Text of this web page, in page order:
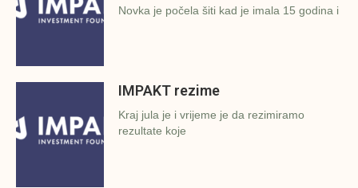
Novka je počela šiti kad je imala 15 godina i
IMPAKT rezime
Kraj jula je i vrijeme je da rezimiramo
rezultate koje